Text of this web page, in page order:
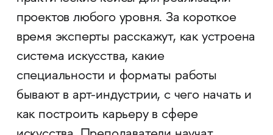
проектов любого уровня. За короткое
время эксперты расскажут, как устроена
система искусства, какие
специальности и форматы работы
бывают в арт-индустрии, с чего начать и
как построить карьеру в сфере